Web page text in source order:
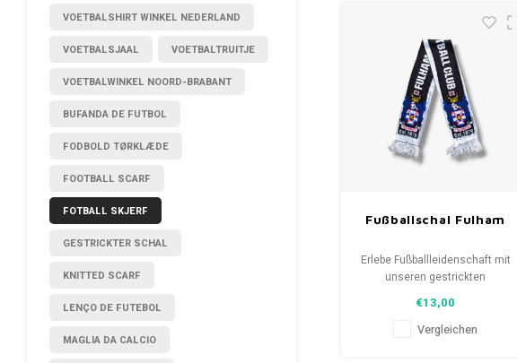
VOETBALSHIRT WINKEL NEDERLAND
VOETBALSJAAL VOETBALTRUITJE
VOETBALWINKEL NOORD-BRABANT
BUFANDA DE FUTBOL
FODBOLD TØRKLÆDE
FOOTBALL SCARF
FOTBALL SKJERF
GESTRICKTER SCHAL
KNITTED SCARF
LENÇO DE FUTEBOL
MAGLIA DA CALCIO
Deine Quelle für einzigartige
Fußballschal Fulham
Erlebe Fußballleidenschaft mit
unseren gestrickten
bis Spielernamen, jedes
erzählt eine Geschichte.
€13,00
Vergleichen